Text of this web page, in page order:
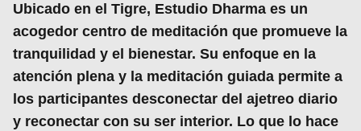
Ubicado en el Tigre, Estudio Dharma es un
acogedor centro de meditación que promueve la
tranquilidad y el bienestar. Su enfoque en la
atención plena y la meditación guiada permite a
los participantes desconectar del ajetreo diario
y reconectar con su ser interior. Lo que lo hace